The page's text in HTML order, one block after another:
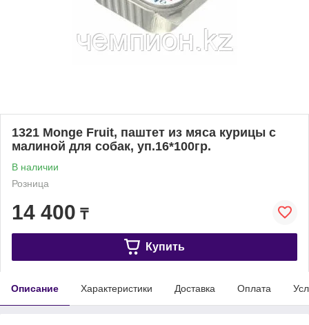
1321 Monge Fruit, паштет из мяса курицы с
малиной для собак, уп.16*100гр.
В наличии
Розница
14 400 ₸
Купить
Описание Характеристики Доставка Оплата